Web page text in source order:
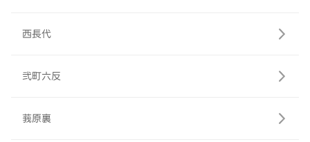
西長代
弐町六反
莪原裏